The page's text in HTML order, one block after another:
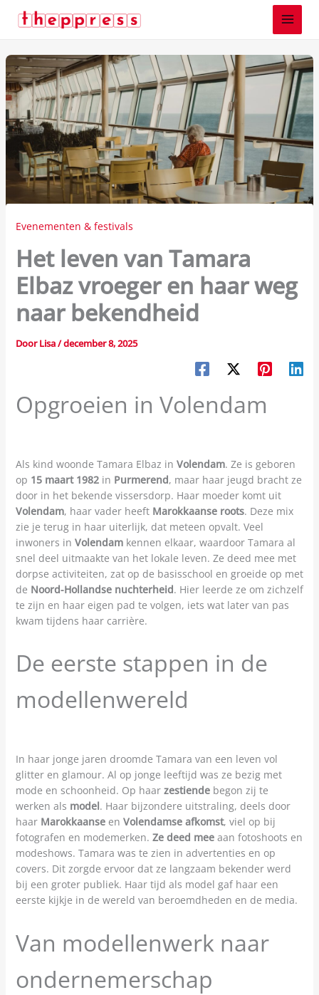
inhoud
Evenementen & festivals
Het leven van Tamara
Elbaz vroeger en haar weg
naar bekendheid
DoorLisa/december 8, 2025
Opgroeien in Volendam
Als kind woonde Tamara Elbaz in Volendam. Ze is geboren
op 15 maart 1982in Purmerend, maar haar jeugd bracht ze
door in het bekende vissersdorp. Haar moeder komt uit
Volendam, haar vader heeft Marokkaanse roots. Deze mix
zie je terug in haar uiterlijk, dat meteen opvalt. Veel
inwoners in Volendamkennen elkaar, waardoor Tamara al
snel deel uitmaakte van het lokale leven. Ze deed mee met
dorpse activiteiten, zat op de basisschool en groeide op met
de Noord-Hollandse nuchterheid. Hier leerde ze om zichzelf
te zijn en haar eigen pad te volgen, iets wat later van pas
kwam tijdens haar carrière.
De eerste stappen in de
modellenwereld
In haar jonge jaren droomde Tamara van een leven vol
glitter en glamour. Al op jonge leeftijd was ze bezig met
mode en schoonheid. Op haar zestiendebegon zij te
werken als model. Haar bijzondere uitstraling, deels door
haar Marokkaanseen Volendamse afkomst, viel op bij
fotografen en modemerken. Ze deed meeaan fotoshoots en
modeshows. Tamara was te zien in advertenties en op
covers. Dit zorgde ervoor dat ze langzaam bekender werd
bij een groter publiek. Haar tijd als model gaf haar een
eerste kijkje in de wereld van beroemdheden en de media.
Van modellenwerk naar
ondernemerschap
e
n